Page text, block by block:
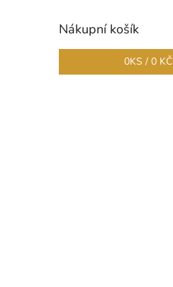
Nákupní košík
0KS / 0 KČ